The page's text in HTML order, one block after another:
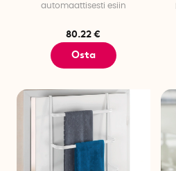
automaattisesti esiin
80.22 €
Osta